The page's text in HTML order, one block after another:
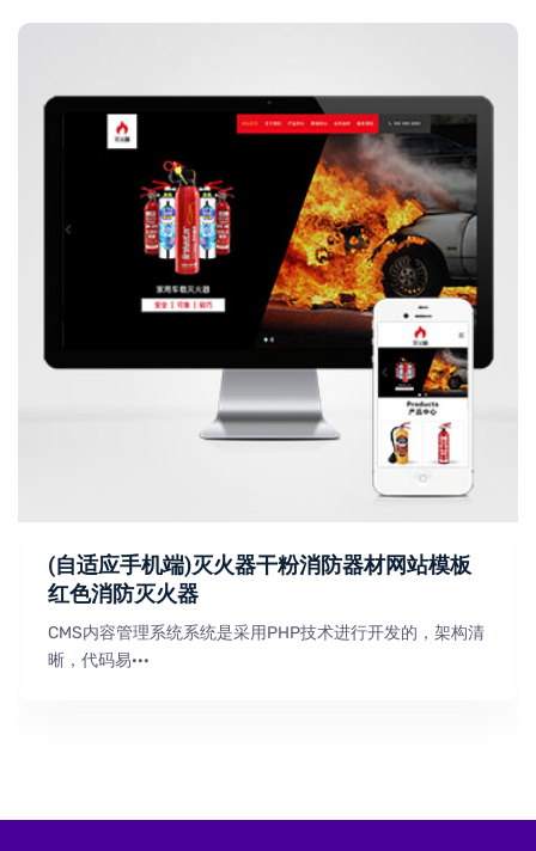
(自适应手机端)灭火器干粉消防器材网站模板
红色消防灭火器
CMS内容管理系统系统是采用PHP技术进行开发的，架构清
晰，代码易···